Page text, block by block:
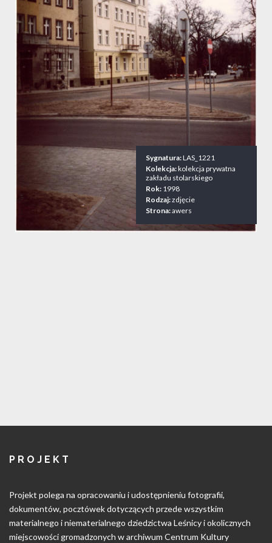
Sygnatura:LAS_1221
Kolekcja:kolekcja prywatna
zakładu stolarskiego
Rok: 1998
Rodzaj:zdjęcie
Strona:awers
PROJEKT
Projekt polega na opracowaniu i udostępnieniu fotografii,
dokumentów, pocztówek dotyczących przede wszystkim
materialnego i niematerialnego dziedzictwa Leśnicy i okolicznych
miejscowości gromadzonych w archiwum Centrum Kultury